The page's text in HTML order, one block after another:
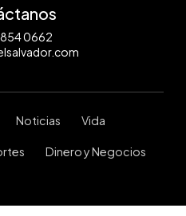
0662
Noticias Vida
Dinero y Negocios